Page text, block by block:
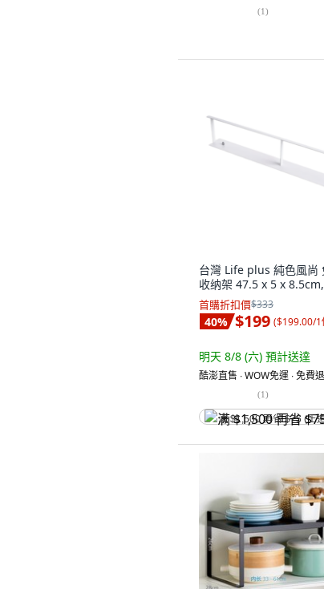
(1)
台灣 Life plus 純色風尚
收纳架 47.5 x 5 x
首購折扣價$333
40% $199 ($199.00/1
明天 8/8 (六) 預計送達
酷澎直售 ∙ WOW免運 ∙ 免費
(1)
满 $1,500 再省 $75 (王